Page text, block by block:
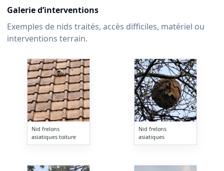
Galerie d’interventions
Exemples de nids traités, accès difficiles, matériel ou
interventions terrain.
Nid frelons
asiatiques toiture
Nid frelons
asiatiques